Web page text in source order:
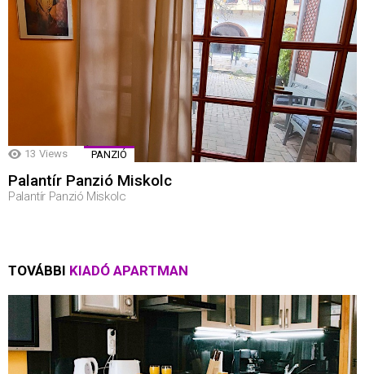
13 Views PANZIÓ
Palantír Panzió Miskolc
Palantír Panzió Miskolc
TOVÁBBI KIADÓ APARTMAN